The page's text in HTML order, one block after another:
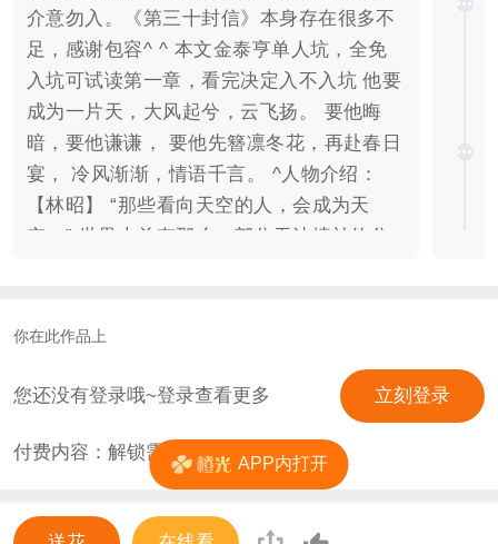
介意勿入。《第三十封信》本身存在很多不
足，感谢包容^ ^ 本文金泰亨单人坑，全免
入坑可试读第一章，看完决定入不入坑 他要
成为一片天，大风起兮，云飞扬。 要他晦
暗，要他谦谦， 要他先簪凛冬花，再赴春日
宴， 冷风渐渐，情语千言。 ^人物介绍：
【林昭】 “那些看向天空的人，会成为天
空。” 世界上总有那么一部分无法填补的分
我，会温暖你。” “唯汝皆好，且心终不悔。”
制作：喝一口蔡粥粥 剧本：临松 鸣谢：蚱
蜢，花朝奈奈子，秦酒，ONEFISH 素材：
荞麦，林沉一
你在此作品上
您还没有登录哦~登录查看更多 立刻登录
付费内容：解锁需 1花
APP内打开